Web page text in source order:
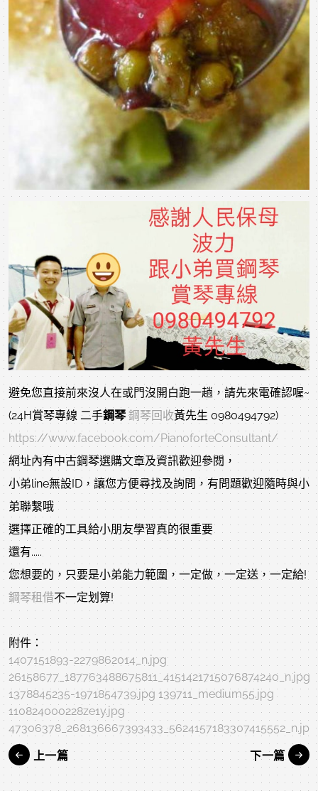
避免您直接前來沒人在或門沒開白跑一趟，請先來電確認喔~
(24H賞琴專線 二手鋼琴 鋼琴回收黃先生 0980494792)
https://www.facebook.com/PianoforteConsultant/
網址內有中古鋼琴選購文章及資訊歡迎參閱，
小弟line無設ID，讓您方便尋找及詢問，有問題歡迎隨時與小
弟聯繫哦
選擇正確的工具給小朋友學習真的很重要
還有.....
您想要的，只要是小弟能力範圍，一定做，一定送，一定給!
鋼琴租借不一定划算!
附件：
1407151893-2279862014_n.jpg
26158677_187763488675811_4151421715076874240_n.jpg
1378845235-1971854739.jpg 139711_medium55.jpg
110824000228ze1y.jpg
47306378_268136667393433_5624157183307415552_n.jpg
上一篇 下一篇